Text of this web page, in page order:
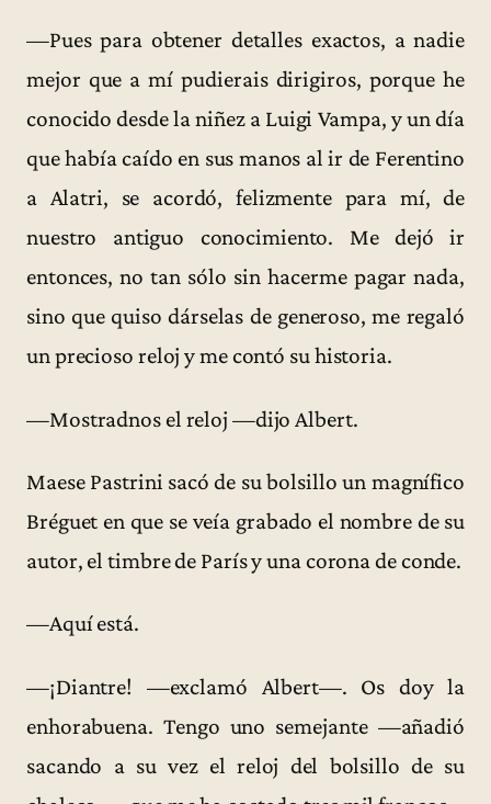
—Pues para obtener detalles exactos, a nadie
mejor que a mí pudierais dirigiros, porque he
conocido desde la niñez a Luigi Vampa, y un día
que había caído en sus manos al ir de Ferentino
a Alatri, se acordó, felizmente para mí, de
nuestro antiguo conocimiento. Me dejó ir
entonces, no tan sólo sin hacerme pagar nada,
sino que quiso dárselas de generoso, me regaló
un precioso reloj y me contó su historia.
—Mostradnos el reloj —dijo Albert.
Maese Pastrini sacó de su bolsillo un magnífico
Bréguet en que se veía grabado el nombre de su
autor, el timbre de París y una corona de conde.
—Aquí está.
—¡Diantre! —exclamó Albert—. Os doy la
enhorabuena. Tengo uno semejante —añadió
sacando a su vez el reloj del bolsillo de su